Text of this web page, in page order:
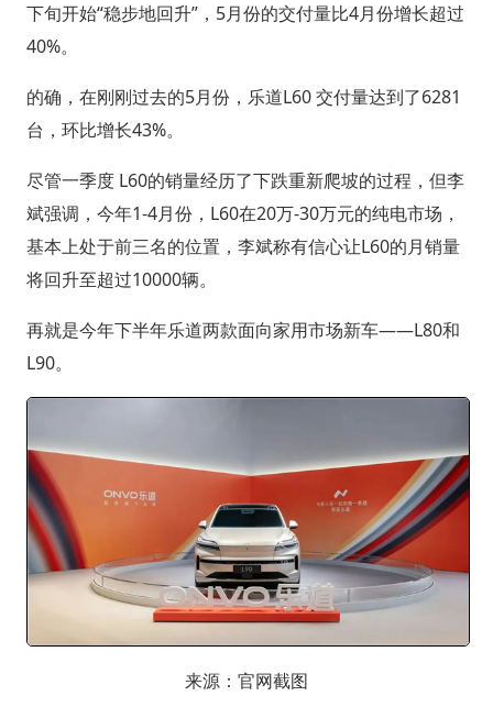
下旬开始“稳步地回升”，5月份的交付量比4月份增长超过
40%。
的确，在刚刚过去的5月份，乐道L60 交付量达到了6281
台，环比增长43%。
尽管一季度 L60的销量经历了下跌重新爬坡的过程，但李
斌强调，今年1-4月份，L60在20万-30万元的纯电市场，
基本上处于前三名的位置，李斌称有信心让L60的月销量
将回升至超过10000辆。
再就是今年下半年乐道两款面向家用市场新车——L80和
L90。
来源：官网截图